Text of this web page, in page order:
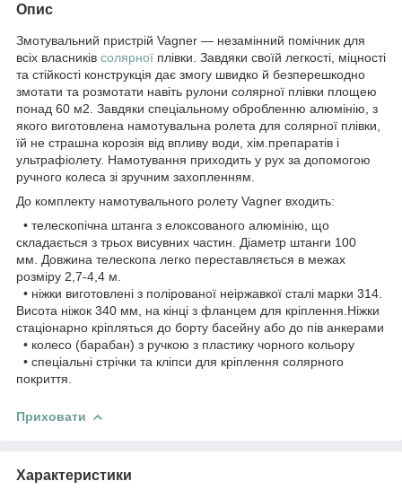
Опис
Змотувальний пристрій Vagner — незамінний помічник для
всіх власників солярної плівки. Завдяки своїй легкості, міцності
та стійкості конструкція дає змогу швидко й безперешкодно
змотати та розмотати навіть рулони солярної плівки площею
понад 60 м2. Завдяки спеціальному обробленню алюмінію, з
якого виготовлена намотувальна ролета для солярної плівки,
їй не страшна корозія від впливу води, хім.препаратів і
ультрафіолету. Намотування приходить у рух за допомогою
ручного колеса зі зручним захопленням.
До комплекту намотувального ролету Vagner входить:
• телескопічна штанга з елоксованого алюмінію, що
складається з трьох висувних частин. Діаметр штанги 100
мм. Довжина телескопа легко переставляється в межах
розміру 2,7-4,4 м.
• ніжки виготовлені з полірованої неіржавкої сталі марки 314.
Висота ніжок 340 мм, на кінці з фланцем для кріплення.Ніжки
стаціонарно кріпляться до борту басейну або до пів анкерами
• колесо (барабан) з ручкою з пластику чорного кольору
• спеціальні стрічки та кліпси для кріплення солярного
покриття.
Приховати
Характеристики